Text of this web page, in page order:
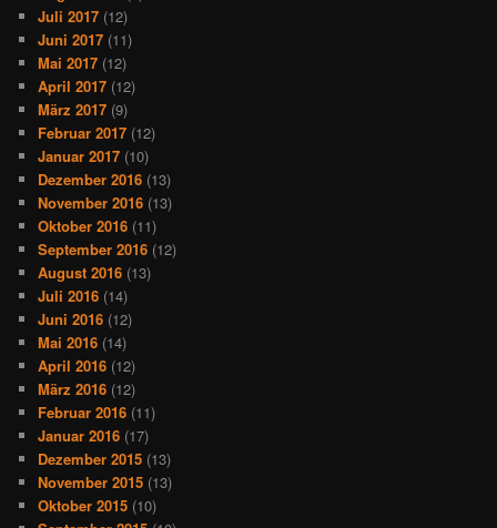
Juli 2017 (12)
Juni 2017 (11)
Mai 2017 (12)
April 2017 (12)
März 2017 (9)
Februar 2017 (12)
Januar 2017 (10)
Dezember 2016 (13)
November 2016 (13)
Oktober 2016 (11)
September 2016 (12)
August 2016 (13)
Juli 2016 (14)
Juni 2016 (12)
Mai 2016 (14)
April 2016 (12)
März 2016 (12)
Februar 2016 (11)
Januar 2016 (17)
Dezember 2015 (13)
November 2015 (13)
Oktober 2015 (10)